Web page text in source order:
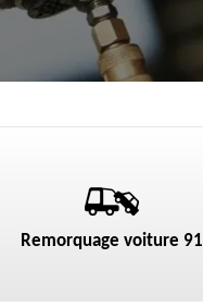
Remorquage voiture 91